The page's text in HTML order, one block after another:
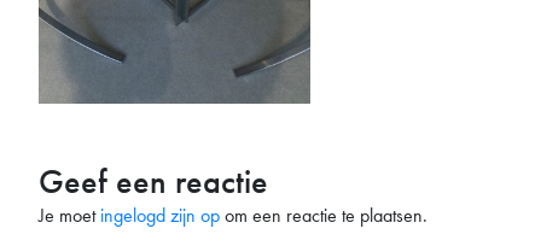
Geef een reactie
Je moetingelogd zijn opom een reactie te plaatsen.